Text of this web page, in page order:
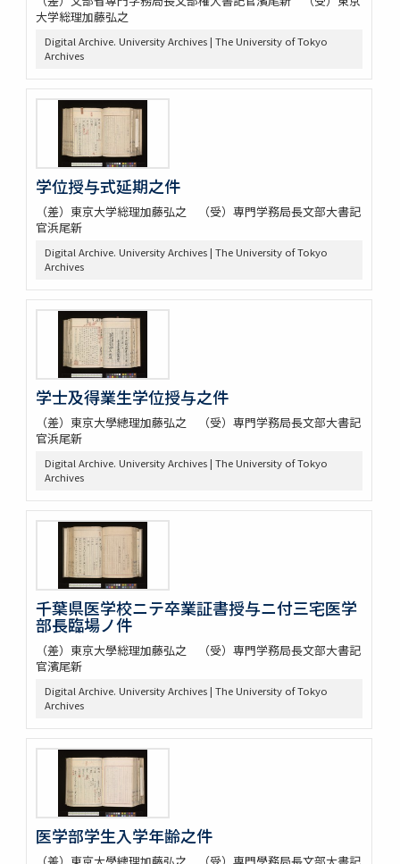
大学総理加藤弘之
Digital Archive. University Archives | The University of Tokyo
Archives
学位授与式延期之件
（差）東京大学総理加藤弘之 （受）専門学務局長文部大書記
官浜尾新
Digital Archive. University Archives | The University of Tokyo
Archives
学士及得業生学位授与之件
（差）東京大學總理加藤弘之 （受）専門学務局長文部大書記
官浜尾新
Digital Archive. University Archives | The University of Tokyo
Archives
千葉県医学校ニテ卒業証書授与ニ付三宅医学
部長臨場ノ件
（差）東京大學総理加藤弘之 （受）専門学務局長文部大書記
官濱尾新
Digital Archive. University Archives | The University of Tokyo
Archives
医学部学生入学年齢之件